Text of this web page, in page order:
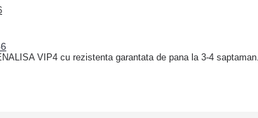
VIP4 cu rezistenta garantata de pana la 3-4 saptaman..